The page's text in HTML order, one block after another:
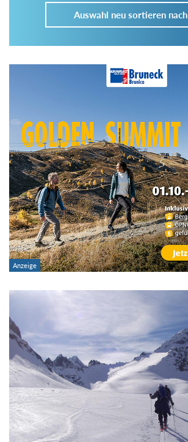
Auswahl neu sortieren nach
Im Tourenarchiv suchen
Region:
Gebirge:
Art der Tour:
Kondition (Tourdauer):
von
bis
Suchbegriff: